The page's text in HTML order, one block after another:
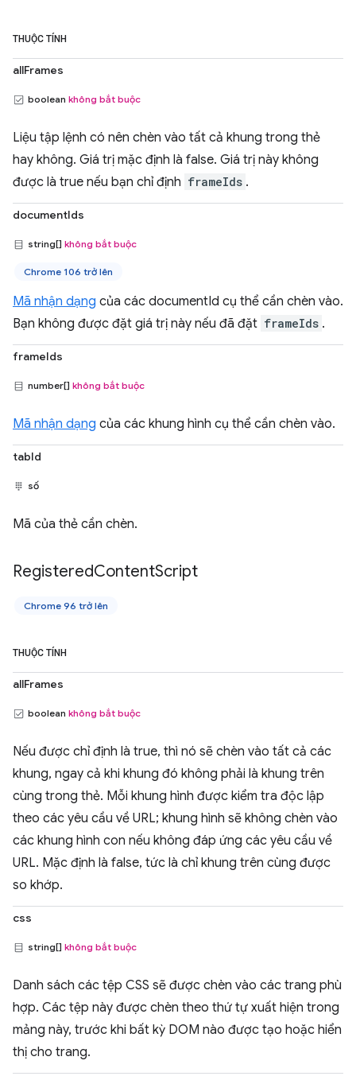
THUỘC TÍNH
allFrames
boolean không bắt buộc
Liệu tập lệnh có nên chèn vào tất cả khung trong thẻ
hay không. Giá trị mặc định là false. Giá trị này không
được là true nếu bạn chỉ định frameIds .
documentIds
string[] không bắt buộc
Chrome 106 trở lên
Mã nhận dạng của các documentId cụ thể cần chèn vào.
Bạn không được đặt giá trị này nếu đã đặt frameIds .
frameIds
number[] không bắt buộc
Mã nhận dạng của các khung hình cụ thể cần chèn vào.
tabId
số
Mã của thẻ cần chèn.
RegisteredContentScript
Chrome 96 trở lên
THUỘC TÍNH
allFrames
boolean không bắt buộc
Nếu được chỉ định là true, thì nó sẽ chèn vào tất cả các
khung, ngay cả khi khung đó không phải là khung trên
cùng trong thẻ. Mỗi khung hình được kiểm tra độc lập
theo các yêu cầu về URL; khung hình sẽ không chèn vào
các khung hình con nếu không đáp ứng các yêu cầu về
URL. Mặc định là false, tức là chỉ khung trên cùng được
so khớp.
css
string[] không bắt buộc
Danh sách các tệp CSS sẽ được chèn vào các trang phù
hợp. Các tệp này được chèn theo thứ tự xuất hiện trong
mảng này, trước khi bất kỳ DOM nào được tạo hoặc hiển
thị cho trang.